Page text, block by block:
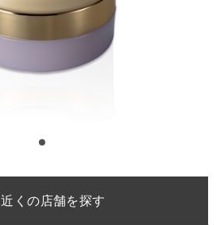
近くの店舗を探す